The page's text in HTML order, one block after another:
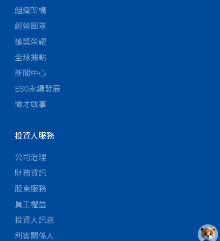
組織架構
經營團隊
獲獎榮耀
全球據點
新聞中心
ESG永續發展
徵才啟事
投資人服務
公司治理
財務資訊
股東服務
員工權益
投資人訊息
利害關係人